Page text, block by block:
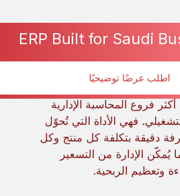
ERP Built for Saudi
اطلب عرضًا توضيحيًا
فروع المحاسبة الإدارية
فهي الأداة التي تُحوّل
دقيقة بتكلفة كل منتج وكل
الإدارة من التسعير
وتعظيم الربحية.